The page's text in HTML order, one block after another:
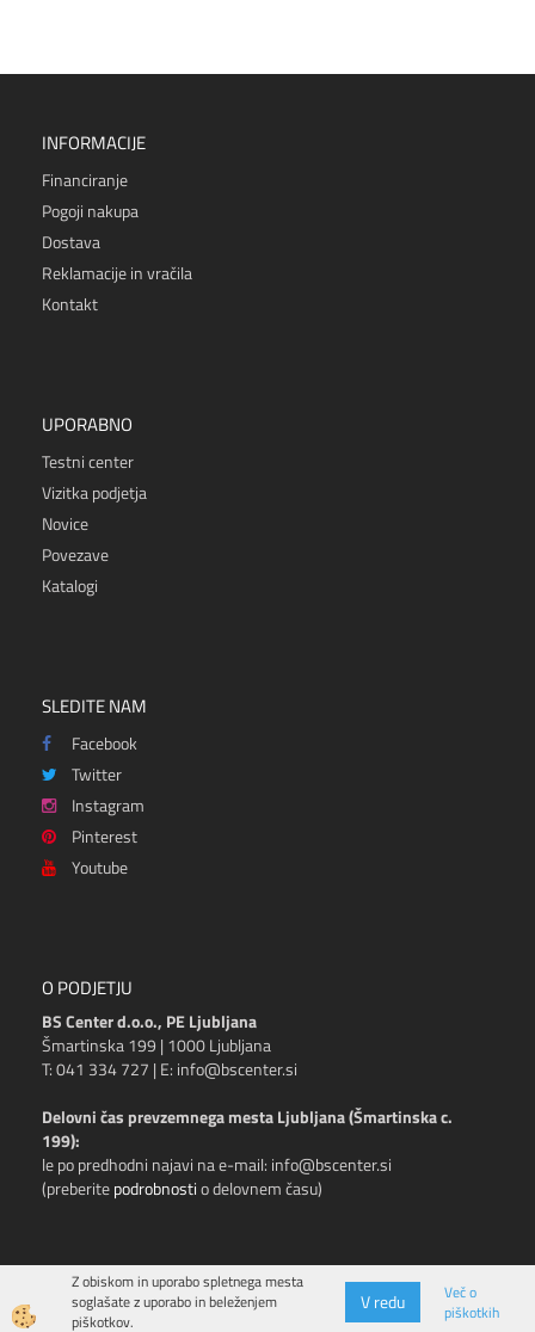
INFORMACIJE
Financiranje
Pogoji nakupa
Dostava
Reklamacije in vračila
Kontakt
UPORABNO
Testni center
Vizitka podjetja
Novice
Povezave
Katalogi
SLEDITE NAM
Facebook
Twitter
Instagram
Pinterest
Youtube
O PODJETJU
BS Center d.o.o., PE Ljubljana
Šmartinska 199 | 1000 Ljubljana
T: 041 334 727 | E: info@bscenter.si
Delovni čas prevzemnega mesta Ljubljana (Šmartinska c.
199):
le po predhodni najavi na e-mail: info@bscenter.si
(preberitepodrobnostio delovnem času)
Izdelava spletne trgovine
Z obiskom in uporabo spletnega mesta
soglašate z uporabo in beleženjem
piškotkov.
V redu
Več o
piškotkih